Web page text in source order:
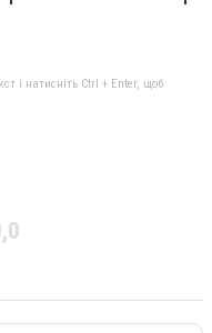
і натисніть Ctrl + Enter, щоб